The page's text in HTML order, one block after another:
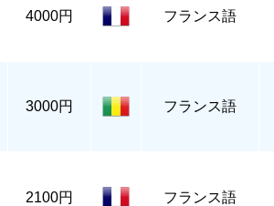
4000円 フランス語
3000円 フランス語
2100円 フランス語